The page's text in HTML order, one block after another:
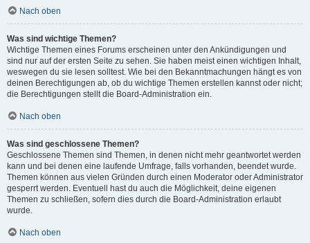
Nach oben
Was sind wichtige Themen?
Wichtige Themen eines Forums erscheinen unter den Ankündigungen und
sind nur auf der ersten Seite zu sehen. Sie haben meist einen wichtigen Inhalt,
weswegen du sie lesen solltest. Wie bei den Bekanntmachungen hängt es von
deinen Berechtigungen ab, ob du wichtige Themen erstellen kannst oder nicht;
die Berechtigungen stellt die Board-Administration ein.
Nach oben
Was sind geschlossene Themen?
Geschlossene Themen sind Themen, in denen nicht mehr geantwortet werden
kann und bei denen eine laufende Umfrage, falls vorhanden, beendet wurde.
Themen können aus vielen Gründen durch einen Moderator oder Administrator
gesperrt werden. Eventuell hast du auch die Möglichkeit, deine eigenen
Themen zu schließen, sofern dies durch die Board-Administration erlaubt
wurde.
Nach oben